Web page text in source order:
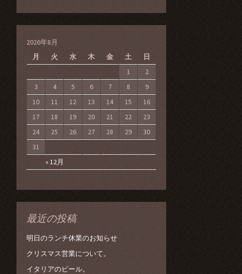
2026年8月
月
火 水 木 金 土 日
« 12月
1
2
3
4 5 6 7 8
9
10
11 12 13 14 15
16
17
18 19 20 21 22
23
24
25 26 27 28 29
30
31
最近の投稿
明日のランチ休業のお知らせ
クリスマス営業について。
イタリアのビール。